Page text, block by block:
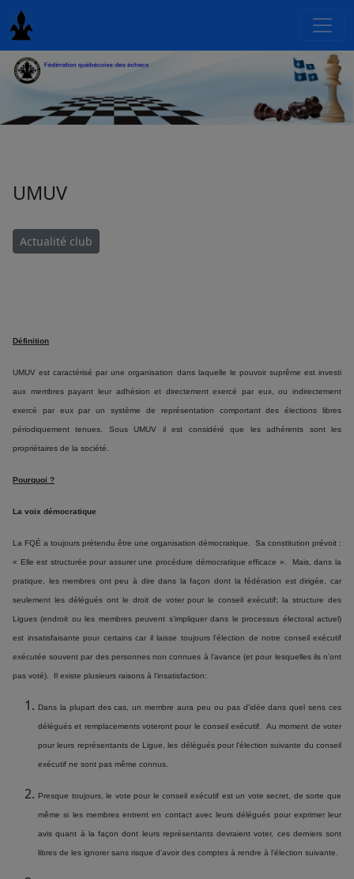
UMUV
Actualité club
Définition
UMUV est caractérisé par une organisation dans laquelle le pouvoir suprême est investi
aux membres payant leur adhésion et directement exercé par eux, ou indirectement
exercé par eux par un système de représentation comportant des élections libres
périodiquement tenues. Sous UMUV il est considéré que les adhérents sont les
propriétaires de la société.
Pourquoi ?
La voix démocratique
La FQÉ a toujours prétendu être une organisation démocratique. Sa constitution prévoit :
« Elle est structurée pour assurer une procédure démocratique efficace ». Mais, dans la
pratique, les membres ont peu à dire dans la façon dont la fédération est dirigée, car
seulement les délégués ont le droit de voter pour le conseil exécutif; la structure des
Ligues (endroit ou les membres peuvent s’impliquer dans le processus électoral actuel)
est insatisfaisante pour certains car il laisse toujours l'élection de notre conseil exécutif
exécutée souvent par des personnes non connues à l’avance (et pour lesquelles ils n’ont
pas voté). Il existe plusieurs raisons à l’insatisfaction:
Dans la plupart des cas, un membre aura peu ou pas d'idée dans quel sens ces
délégués et remplacements voteront pour le conseil exécutif. Au moment de voter
pour leurs représentants de Ligue, les délégués pour l'élection suivante du conseil
exécutif ne sont pas même connus.
Presque toujours, le vote pour le conseil exécutif est un vote secret, de sorte que
même si les membres entrent en contact avec leurs délégués pour exprimer leur
avis quant à la façon dont leurs représentants devraient voter, ces derniers sont
libres de les ignorer sans risque d'avoir des comptes à rendre à l'élection suivante.